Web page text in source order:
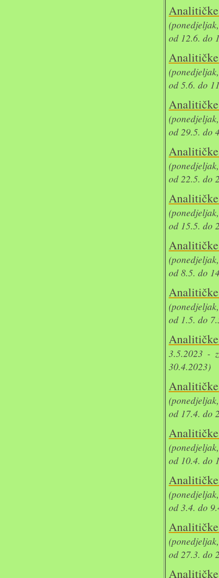
od 12.6. do
od 5.6. do
od 29.5. do
od 22.5. do
od 15.5. do
od 8.5. do
od 1.5. do
3.5.2023 -
30.4.2023)
od 17.4. do
od 10.4. do
od 3.4. do
od 27.3. do